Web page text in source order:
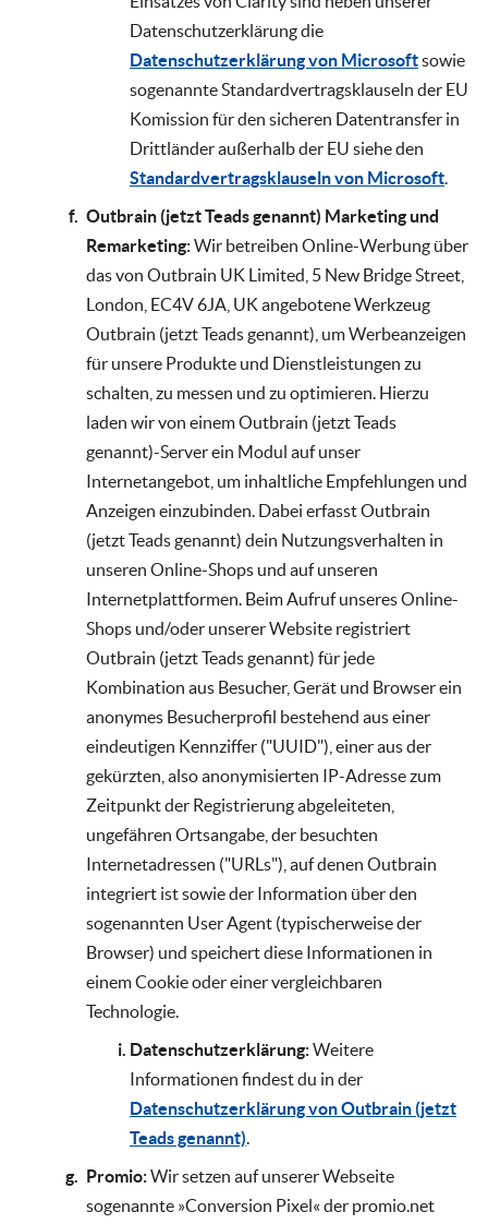
Datenschutzerklärung die
Datenschutzerklärung von Microsoftsowie
sogenannte Standardvertragsklauseln der EU
Komission für den sicheren Datentransfer in
Drittländer außerhalb der EU siehe den
Standardvertragsklauseln von Microsoft.
Outbrain (jetzt Teads genannt) Marketing und
Remarketing:Wir betreiben Online-Werbung über
das von Outbrain UK Limited, 5 New Bridge Street,
London, EC4V 6JA, UK angebotene Werkzeug
Outbrain (jetzt Teads genannt), um Werbeanzeigen
für unsere Produkte und Dienstleistungen zu
schalten, zu messen und zu optimieren. Hierzu
laden wir von einem Outbrain (jetzt Teads
genannt)-Server ein Modul auf unser
Internetangebot, um inhaltliche Empfehlungen und
Anzeigen einzubinden. Dabei erfasst Outbrain
(jetzt Teads genannt) dein Nutzungsverhalten in
unseren Online-Shops und auf unseren
Internetplattformen. Beim Aufruf unseres Online-
Shops und/oder unserer Website registriert
Outbrain (jetzt Teads genannt) für jede
Kombination aus Besucher, Gerät und Browser ein
anonymes Besucherprofil bestehend aus einer
eindeutigen Kennziffer ("UUID"), einer aus der
gekürzten, also anonymisierten IP-Adresse zum
Zeitpunkt der Registrierung abgeleiteten,
ungefähren Ortsangabe, der besuchten
Internetadressen ("URLs"), auf denen Outbrain
integriert ist sowie der Information über den
sogenannten User Agent (typischerweise der
Browser) und speichert diese Informationen in
einem Cookie oder einer vergleichbaren
Technologie.
Datenschutzerklärung:Weitere
Informationen findest du in der
Datenschutzerklärung von Outbrain (jetzt
Teads genannt).
Promio:Wir setzen auf unserer Webseite
sogenannte »Conversion Pixel« der promio.net